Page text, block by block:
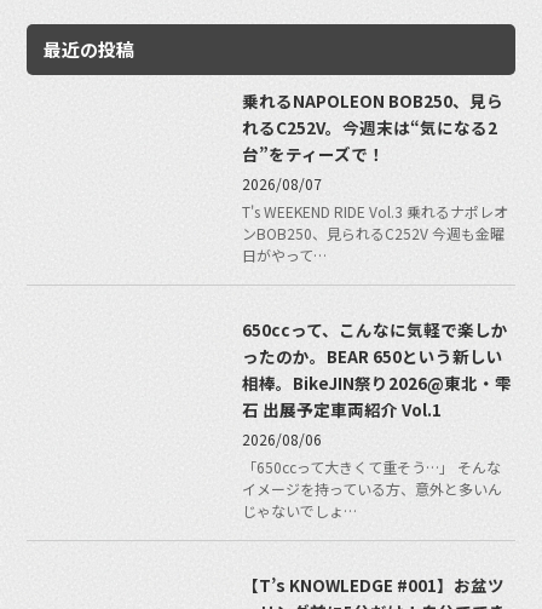
最近の投稿
乗れるNAPOLEON BOB250、見ら
れるC252V。今週末は“気になる2
台”をティーズで！
2026/08/07
T's WEEKEND RIDE Vol.3 乗れるナポレオ
ンBOB250、見られるC252V 今週も金曜
日がやって…
650ccって、こんなに気軽で楽しか
ったのか。BEAR 650という新しい
相棒。BikeJIN祭り2026@東北・雫
石 出展予定車両紹介 Vol.1
2026/08/06
「650ccって大きくて重そう…」 そんな
イメージを持っている方、意外と多いん
じゃないでしょ…
【T’s KNOWLEDGE #001】お盆ツ